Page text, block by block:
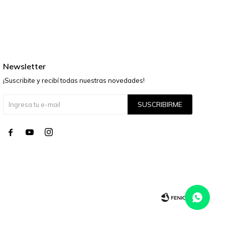
Newsletter
¡Suscribite y recibí todas nuestras novedades!
SUSCRIBIRME
  